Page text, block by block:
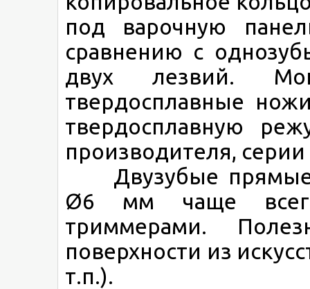
под варочную
сравнению с
двух лезвий.
твердосплавные
твердосплавную
производителя,
Двузубые прямые
Ø6 мм чаще
триммерами.
поверхности из
т.п.).